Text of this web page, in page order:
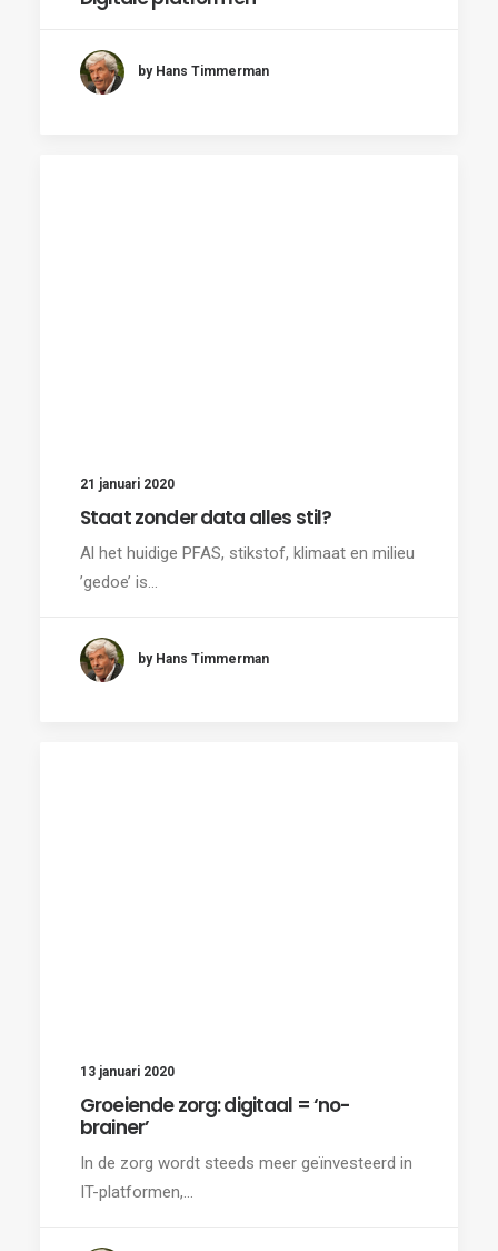
by Hans Timmerman
21 januari 2020
Staat zonder data alles stil?
Al het huidige PFAS, stikstof, klimaat en milieu
’gedoe’ is…
by Hans Timmerman
13 januari 2020
Groeiende zorg: digitaal = ‘no-
brainer’
In de zorg wordt steeds meer geïnvesteerd in
IT-platformen,…